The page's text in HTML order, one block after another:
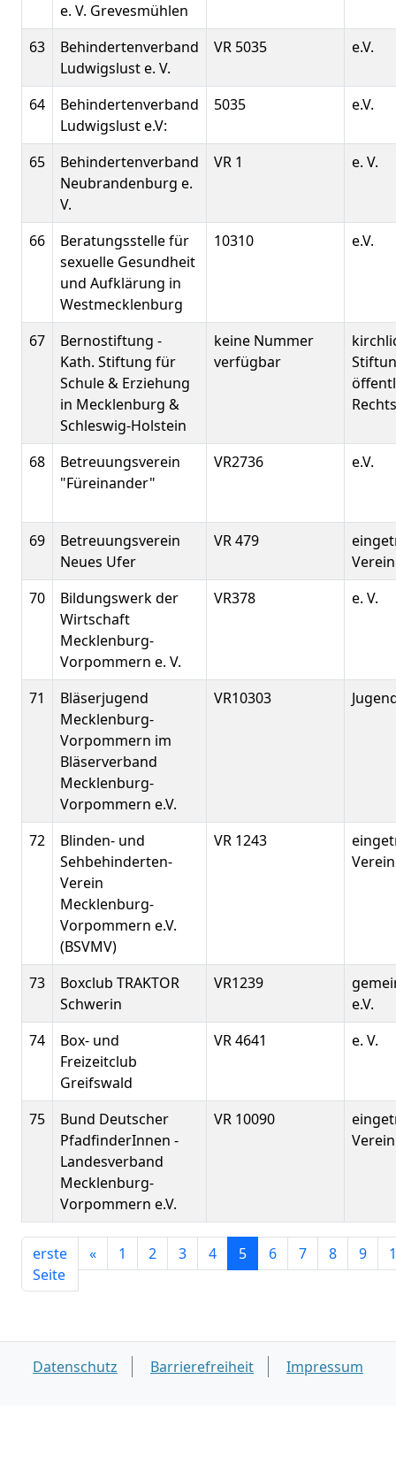
e. V. Grevesmühlen
63
Behindertenverband
Ludwigslust e. V.
VR 5035 e.V.
64
Behindertenverband
Ludwigslust e.V:
5035 e.V.
65
Behindertenverband
Neubrandenburg e.
V.
VR 1 e. V.
66
Beratungsstelle für
sexuelle Gesundheit
und Aufklärung in
Westmecklenburg
10310 e.V.
67
Bernostiftung -
Kath. Stiftung für
Schule & Erziehung
in Mecklenburg &
Schleswig-Holstein
keine Nummer
verfügbar
Rechts
68
Betreuungsverein
"Füreinander"
VR2736 e.V.
69
Betreuungsverein
Neues Ufer
VR 479
Verein
70
Bildungswerk der
Wirtschaft
Mecklenburg-
Vorpommern e. V.
VR378 e. V.
71
Bläserjugend
Mecklenburg-
Vorpommern im
Bläserverband
Mecklenburg-
Vorpommern e.V.
VR10303
72
Blinden- und
Sehbehinderten-
Verein
Mecklenburg-
Vorpommern e.V.
(BSVMV)
VR 1243
Verein
73
Boxclub TRAKTOR
Schwerin
VR1239
e.V.
74
Box- und
Freizeitclub
Greifswald
VR 4641 e. V.
75
Bund Deutscher
PfadfinderInnen -
Landesverband
Mecklenburg-
Vorpommern e.V.
VR 10090
Verein
erste
Seite
« 1 2 3 4 5 6 7 8 9
Datenschutz Barrierefreiheit Impressum